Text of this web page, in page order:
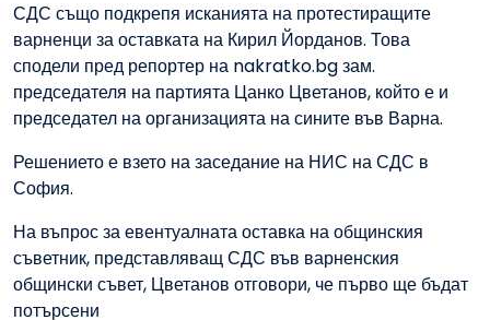
СДС също подкрепя исканията на протестиращите
варненци за оставката на Кирил Йорданов. Това
сподели пред репортер на nakratko.bg зам.
председателя на партията Цанко Цветанов, който е и
председател на организацията на сините във Варна.
Решението е взето на заседание на НИС на СДС в
София.
На въпрос за евентуалната оставка на общинския
съветник, представляващ СДС във варненския
общински съвет, Цветанов отговори, че първо ще бъдат
потърсени